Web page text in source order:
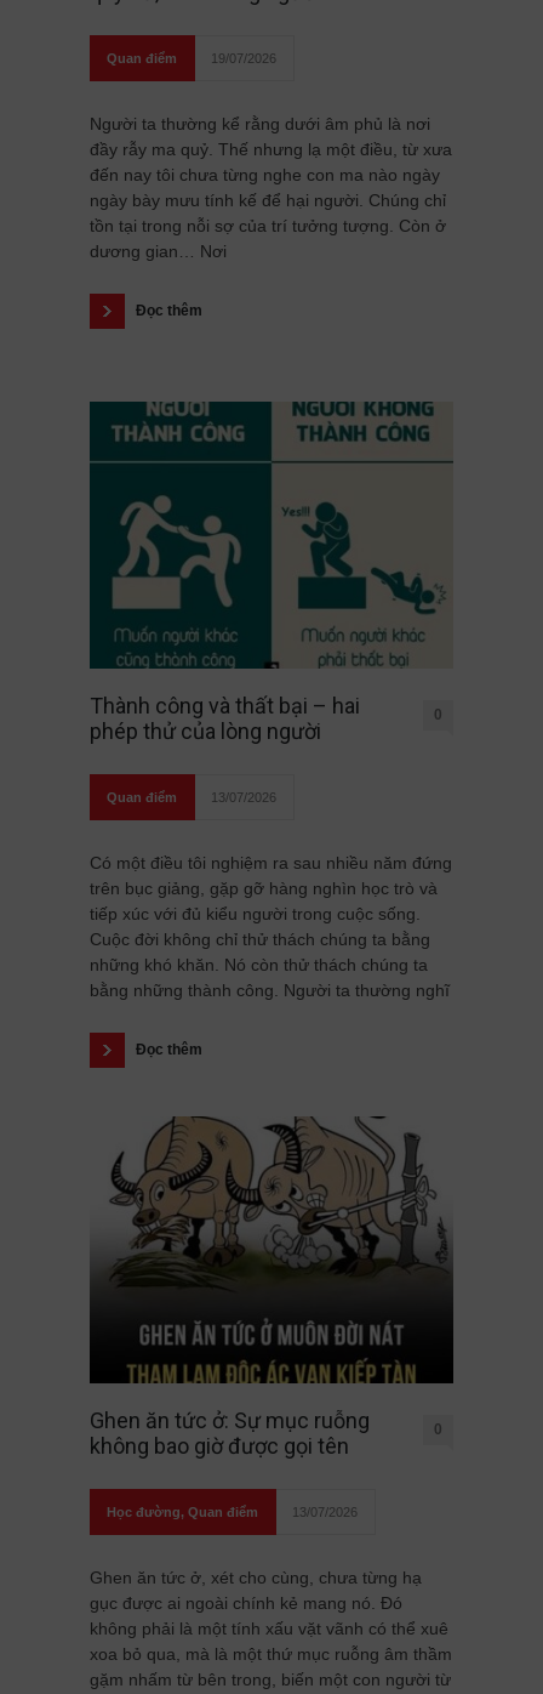
Quan điểm 19/07/2026
Người ta thường kể rằng dưới âm phủ là nơi
đầy rẫy ma quỷ. Thế nhưng lạ một điều, từ xưa
đến nay tôi chưa từng nghe con ma nào ngày
ngày bày mưu tính kế để hại người. Chúng chỉ
tồn tại trong nỗi sợ của trí tưởng tượng. Còn ở
dương gian… Nơi
Đọc thêm
Thành công và thất bại – hai
phép thử của lòng người
0
Quan điểm 13/07/2026
Có một điều tôi nghiệm ra sau nhiều năm đứng
trên bục giảng, gặp gỡ hàng nghìn học trò và
tiếp xúc với đủ kiểu người trong cuộc sống.
Cuộc đời không chỉ thử thách chúng ta bằng
những khó khăn. Nó còn thử thách chúng ta
bằng những thành công. Người ta thường nghĩ
Đọc thêm
Ghen ăn tức ở: Sự mục ruỗng
không bao giờ được gọi tên
0
Học đường, Quan điểm 13/07/2026
Ghen ăn tức ở, xét cho cùng, chưa từng hạ
gục được ai ngoài chính kẻ mang nó. Đó
không phải là một tính xấu vặt vãnh có thể xuê
xoa bỏ qua, mà là một thứ mục ruỗng âm thầm
gặm nhấm từ bên trong, biến một con người từ